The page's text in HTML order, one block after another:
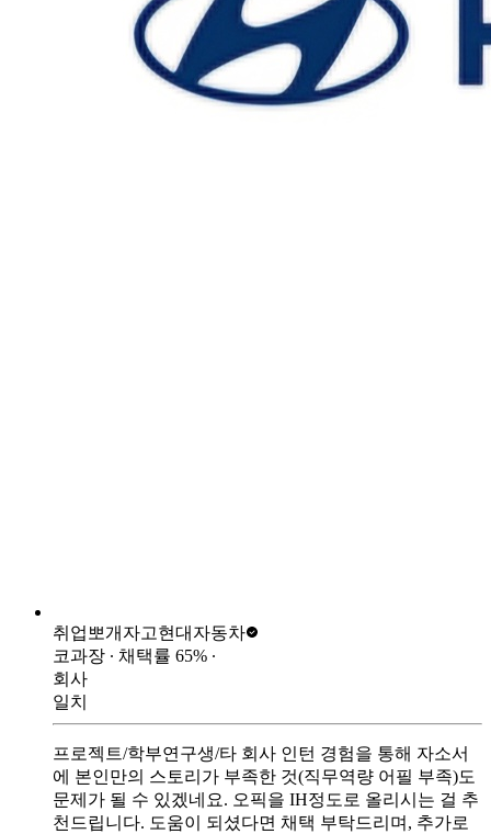
취업뽀개자고현대자동차
코과장 ∙ 채택률 65% ∙
회사
일치
프로젝트/학부연구생/타 회사 인턴 경험을 통해 자소서
에 본인만의 스토리가 부족한 것(직무역량 어필 부족)도
문제가 될 수 있겠네요. 오픽을 IH정도로 올리시는 걸 추
천드립니다. 도움이 되셨다면 채택 부탁드리며, 추가로